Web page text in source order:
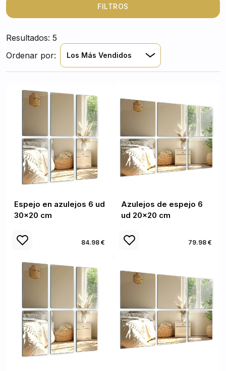
ideal para transformar cualquier pared en minutos. Ya
sea en el baño, sala, comedor o pasillo, estos azulejos
luminosidad inmediata.
FILTROS
Resultados: 5
Ordenar por:
Los Más Vendidos
Espejo en azulejos 6 ud
30x20 cm
84.98 €
Azulejos de espejo 6
ud 20x20 cm
79.98 €